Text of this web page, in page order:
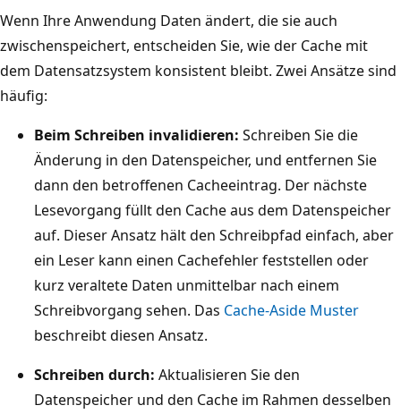
a
g
e
a
n
z
r
Wenn Ihre Anwendung Daten ändert, die sie auch
zwischenspeichert, entscheiden Sie, wie der Cache mit
dem Datensatzsystem konsistent bleibt. Zwei Ansätze sind
häufig:
Beim Schreiben invalidieren: Schreiben Sie die
Änderung in den Datenspeicher, und entfernen Sie
dann den betroffenen Cacheeintrag. Der nächste
Lesevorgang füllt den Cache aus dem Datenspeicher
auf. Dieser Ansatz hält den Schreibpfad einfach, aber
ein Leser kann einen Cachefehler feststellen oder
kurz veraltete Daten unmittelbar nach einem
Schreibvorgang sehen. Das Cache-Aside Muster
beschreibt diesen Ansatz.
Schreiben durch: Aktualisieren Sie den
Datenspeicher und den Cache im Rahmen desselben